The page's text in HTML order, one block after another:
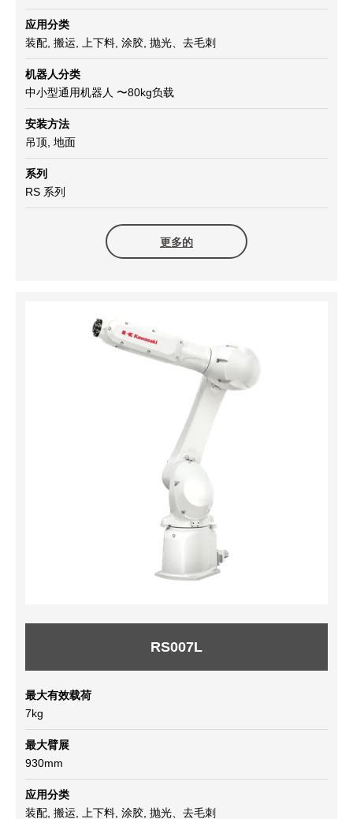
应用分类
装配, 搬运, 上下料, 涂胶, 抛光、去毛刺
机器人分类
中小型通用机器人 〜80kg负载
安装方法
吊顶, 地面
系列
RS 系列
更多的
RS007L
最大有效载荷
7kg
最大臂展
930mm
应用分类
装配, 搬运, 上下料, 涂胶, 抛光、去毛刺